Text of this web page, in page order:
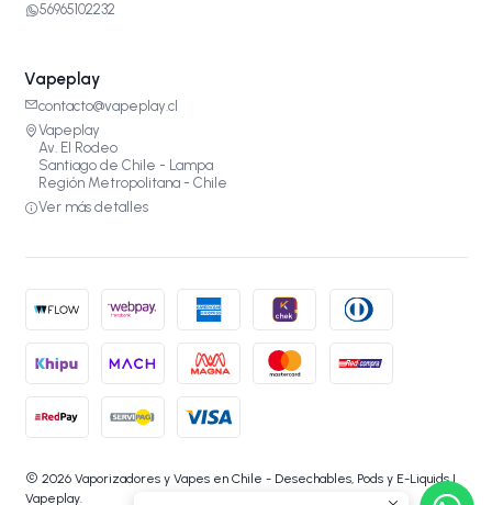
56965102232
Vapeplay
contacto@vapeplay.cl
Vapeplay
Av. El Rodeo
Santiago de Chile - Lampa
Región Metropolitana - Chile
Ver más detalles
2026 Vaporizadores y Vapes en Chile - Desechables, Pods y E-Liquids |
Vapeplay.